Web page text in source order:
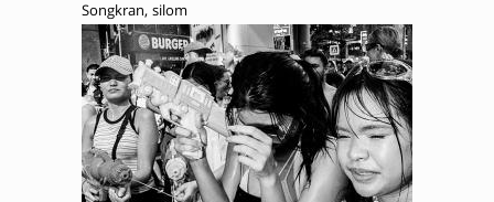
Songkran, silom